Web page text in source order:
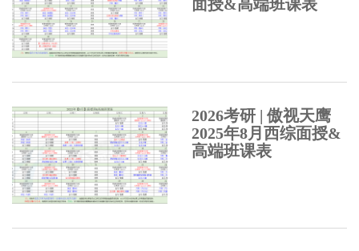
面授&高端班课表
2026考研 | 傲视天鹰
2025年8月西综面授&
高端班课表